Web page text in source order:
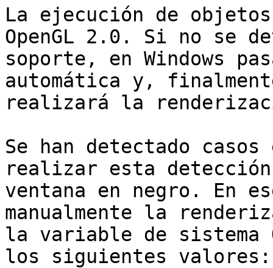
La ejecución de
OpenGL 2.0. Si no se
soporte, en Windows
automática y,
realizará la
Se han detectado
realizar esta
ventana en negro. En
manualmente la
la variable de sistema
los siguientes valores: